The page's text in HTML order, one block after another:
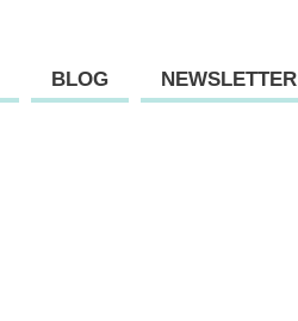
BLOG NEWSLETTER